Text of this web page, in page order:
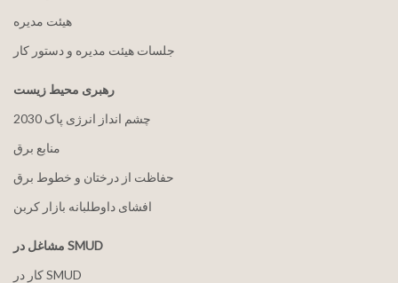
هيئت مدیره
جلسات هیئت مدیره و دستور کار
رهبری محیط زیست
2030 چشم انداز انرژی پاک
منابع برق
حفاظت از درختان و خطوط برق
افشای داوطلبانه بازار کربن
مشاغل در SMUD
کار در SMUD